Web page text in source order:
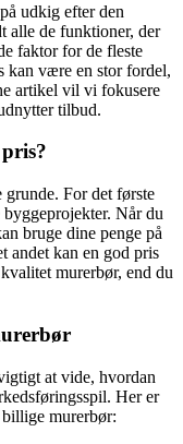
udkig efter den
alle de funktioner, der
faktor for de fleste
kan være en stor fordel,
artikel vil vi fokusere
tilbud.
For det første
Når du
bruge dine penge på
andet kan en god pris
murerbør, end du
at vide, hvordan
Her er
murerbør: